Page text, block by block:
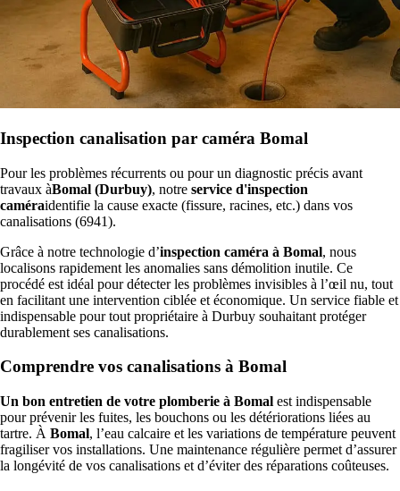
Inspection canalisation par caméra Bomal
Pour les problèmes récurrents ou pour un diagnostic précis avant
travaux àBomal (Durbuy), notre service d'inspection
caméraidentifie la cause exacte (fissure, racines, etc.) dans vos
canalisations (6941).
Grâce à notre technologie d’inspection caméra à Bomal, nous
localisons rapidement les anomalies sans démolition inutile. Ce
procédé est idéal pour détecter les problèmes invisibles à l’œil nu, tout
en facilitant une intervention ciblée et économique. Un service fiable et
indispensable pour tout propriétaire à Durbuy souhaitant protéger
durablement ses canalisations.
Comprendre vos canalisations à Bomal
Un bon entretien de votre plomberie à Bomal est indispensable
pour prévenir les fuites, les bouchons ou les détériorations liées au
tartre. À Bomal, l’eau calcaire et les variations de température peuvent
fragiliser vos installations. Une maintenance régulière permet d’assurer
la longévité de vos canalisations et d’éviter des réparations coûteuses.